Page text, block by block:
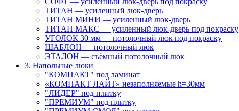
ТИТАН — усиленный люк-дверь
ТИТАН МИНИ — усиленный люк-дверь
ТИТАН МАКС — усиленный люк-дверь под покраску
УГОЛОК 30 мм — потолочный люк под покраску
ШАБЛОН — потолочный люк
ЭТАЛОН — съёмный потолочный люк
3. Напольные люки
"КОМПАКТ" под ламинат
«КОМПАКТ ЛАЙТ» незаполняемые h=30мм
"ЛИДЕР" под плитку
"ПРЕМИУМ" под плитку